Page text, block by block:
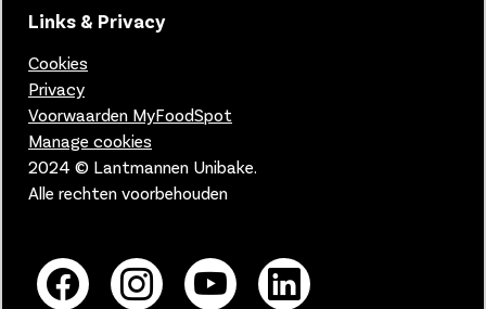
Links & Privacy
Cookies
Privacy
Voorwaarden MyFoodSpot
Manage cookies
2024 © Lantmannen Unibake.
Alle rechten voorbehouden